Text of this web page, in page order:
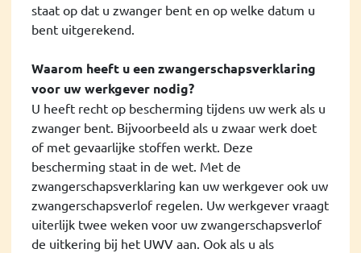
staat op dat u zwanger bent en op welke datum u
bent uitgerekend.
Waarom heeft u een zwangerschapsverklaring
voor uw werkgever nodig?
U heeft recht op bescherming tijdens uw werk als u
zwanger bent. Bijvoorbeeld als u zwaar werk doet
of met gevaarlijke stoffen werkt. Deze
bescherming staat in de wet. Met de
zwangerschapsverklaring kan uw werkgever ook uw
zwangerschapsverlof regelen. Uw werkgever vraagt
uiterlijk twee weken voor uw zwangerschapsverlof
de uitkering bij het UWV aan. Ook als u als